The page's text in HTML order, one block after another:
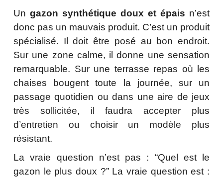
Un gazon synthétique doux et épais n’est
donc pas un mauvais produit. C’est un produit
spécialisé. Il doit être posé au bon endroit.
Sur une zone calme, il donne une sensation
remarquable. Sur une terrasse repas où les
chaises bougent toute la journée, sur un
passage quotidien ou dans une aire de jeux
très sollicitée, il faudra accepter plus
d’entretien ou choisir un modèle plus
résistant.
La vraie question n’est pas : “Quel est le
gazon le plus doux ?” La vraie question est :